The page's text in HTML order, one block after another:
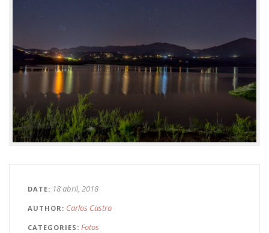
DATE 18 abril, 2018
AUTHOR Carlos Castro
CATEGORIES Fotos